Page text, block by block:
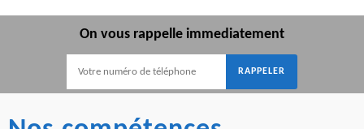
On vous rappelle immediatement